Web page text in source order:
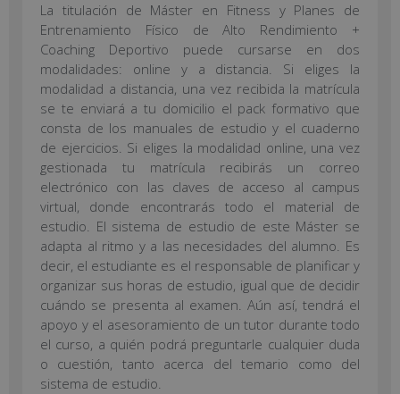
La titulación de Máster en Fitness y Planes de
Entrenamiento Físico de Alto Rendimiento +
Coaching Deportivo puede cursarse en dos
modalidades: online y a distancia. Si eliges la
modalidad a distancia, una vez recibida la matrícula
se te enviará a tu domicilio el pack formativo que
consta de los manuales de estudio y el cuaderno
de ejercicios. Si eliges la modalidad online, una vez
gestionada tu matrícula recibirás un correo
electrónico con las claves de acceso al campus
virtual, donde encontrarás todo el material de
estudio. El sistema de estudio de este Máster se
adapta al ritmo y a las necesidades del alumno. Es
decir, el estudiante es el responsable de planificar y
organizar sus horas de estudio, igual que de decidir
cuándo se presenta al examen. Aún así, tendrá el
apoyo y el asesoramiento de un tutor durante todo
el curso, a quién podrá preguntarle cualquier duda
o cuestión, tanto acerca del temario como del
sistema de estudio.